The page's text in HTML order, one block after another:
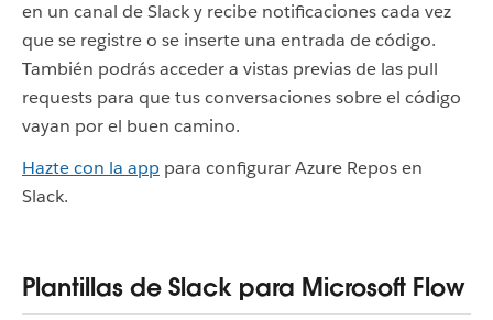
en un canal de Slack y recibe notificaciones cada vez
que se registre o se inserte una entrada de código.
También podrás acceder a vistas previas de las pull
requests para que tus conversaciones sobre el código
vayan por el buen camino.
Hazte con la app para configurar Azure Repos en
Slack.
Plantillas de Slack para Microsoft Flow